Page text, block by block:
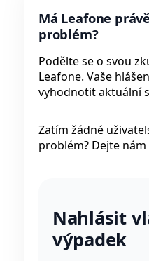
Má Leafone
problém?
Podělte se o svou
Leafone. Vaše
vyhodnotit aktuální
Zatím žádné
problém? Dejte nám
Nahlásit
výpadek